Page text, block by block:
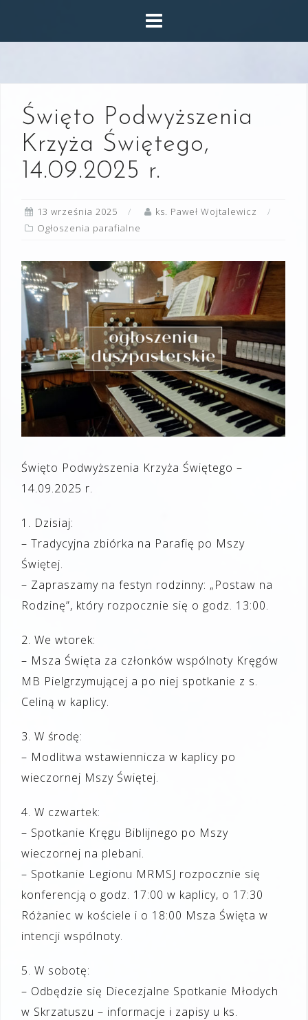
Święto Podwyższenia
Krzyża Świętego,
14.09.2025 r.
13 września 2025
ks. Paweł Wojtalewicz
Ogłoszenia parafialne
Święto Podwyższenia Krzyża Świętego –
14.09.2025 r.
1. Dzisiaj:
– Tradycyjna zbiórka na Parafię po Mszy
Świętej.
– Zapraszamy na festyn rodzinny: „Postaw na
Rodzinę”, który rozpocznie się o godz. 13:00.
2. We wtorek:
– Msza Święta za członków wspólnoty Kręgów
MB Pielgrzymującej a po niej spotkanie z s.
Celiną w kaplicy.
3. W środę:
– Modlitwa wstawiennicza w kaplicy po
wieczornej Mszy Świętej.
4. W czwartek:
– Spotkanie Kręgu Biblijnego po Mszy
wieczornej na plebani.
– Spotkanie Legionu MRMSJ rozpocznie się
konferencją o godz. 17:00 w kaplicy, o 17:30
Różaniec w kościele i o 18:00 Msza Święta w
intencji wspólnoty.
5. W sobotę:
– Odbędzie się Diecezjalne Spotkanie Młodych
w Skrzatuszu – informacje i zapisy u ks.